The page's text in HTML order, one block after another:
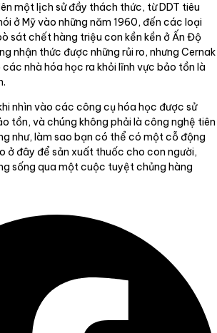
một lịch sử đầy thách thức, từ DDT tiêu
ở Mỹ vào những năm 1960, đến các loại
sát chết hàng triệu con kền kền ở Ấn Độ
nhận thức được những rủi ro, nhưng Cernak
nhà hóa học ra khỏi lĩnh vực bảo tồn là
nhìn vào các công cụ hóa học được sử
tồn, và chúng không phải là công nghệ tiên
như, làm sao bạn có thể có một cỗ động
ở đây để sản xuất thuốc cho con người,
sống qua một cuộc tuyệt chủng hàng